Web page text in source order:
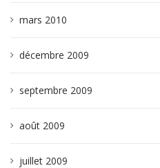
mars 2010
décembre 2009
septembre 2009
août 2009
juillet 2009